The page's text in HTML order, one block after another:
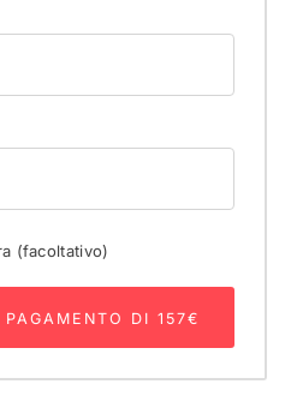
(facoltativo)
DI 157€